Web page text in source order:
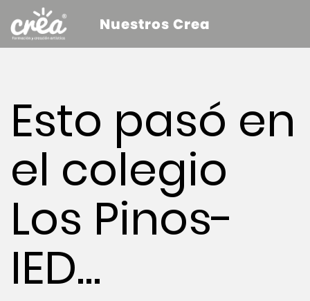
Nuestros Crea
Esto pasó en
el colegio
Los Pinos-
IED…